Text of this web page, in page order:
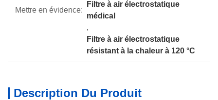
Mettre en évidence:
Filtre à air électrostatique
médical
,
Filtre à air électrostatique
résistant à la chaleur à 120 °C
Description Du Produit